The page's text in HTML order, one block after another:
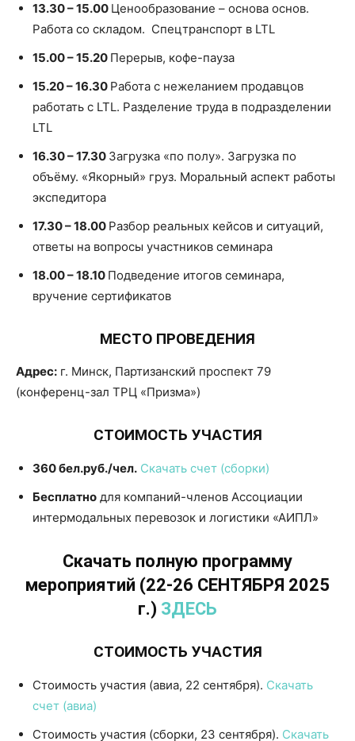
13.30 – 15.00 Ценообразование – основа основ.
Работа со складом. Спецтранспорт в LTL
15.00 – 15.20 Перерыв, кофе-пауза
15.20 – 16.30 Работа с нежеланием продавцов
работать с LTL. Разделение труда в подразделении
LTL
16.30 – 17.30 Загрузка «по полу». Загрузка по
объёму. «Якорный» груз. Моральный аспект работы
экспедитора
17.30 – 18.00 Разбор реальных кейсов и ситуаций,
ответы на вопросы участников семинара
18.00 – 18.10 Подведение итогов семинара,
вручение сертификатов
МЕСТО ПРОВЕДЕНИЯ
Адрес: г. Минск, Партизанский проспект 79
(конференц-зал ТРЦ «Призма»)
СТОИМОСТЬ УЧАСТИЯ
360 бел.руб./чел. Скачать счет (сборки)
Бесплатно для компаний-членов Ассоциации
интермодальных перевозок и логистики «АИПЛ»
Скачать полную программу
мероприятий (22-26 СЕНТЯБРЯ 2025
г.) ЗДЕСЬ
СТОИМОСТЬ УЧАСТИЯ
Стоимость участия (авиа, 22 сентября). Скачать
счет (авиа)
Стоимость участия (сборки, 23 сентября). Скачать